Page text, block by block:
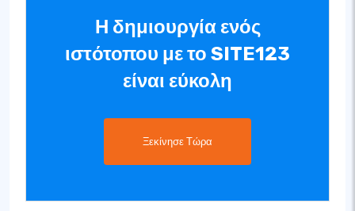
Η δημιουργία ενός
ιστότοπου με το SITE123
είναι εύκολη
Ξεκίνησε Τώρα